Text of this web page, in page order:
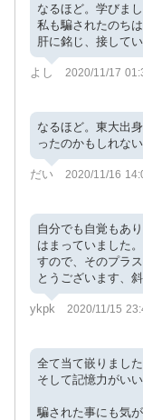
なるほど。学びまし
私も騙されたのち
肝に銘じ、接してい
よし 2020/11/17
なるほど。東大出
ったのかもしれない
だい 2020/11/16
自分でも自覚もあ
はまっていました
すので、そのプラ
とうございます、
ykpk 2020/11/15
全て当て嵌りまし
そして記憶力がい
騙された事にも気